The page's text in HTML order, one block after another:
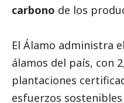
carbono de los
El Álamo administra
álamos del país, con
plantaciones
esfuerzos